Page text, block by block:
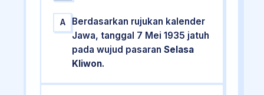
A
Berdasarkan rujukan kalender
Jawa, tanggal 7 Mei 1935 jatuh
pada wujud pasaranSelasa
Kliwon.